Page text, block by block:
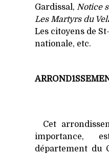
Gardissal, Notice
Les Martyrs du
Les citoyens de
nationale, etc.
Cet
importance,
département du